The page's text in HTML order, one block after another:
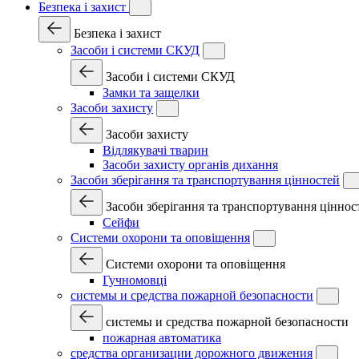
Безпека і захист
Безпека і захист
Засоби і системи СКУД
Засоби і системи СКУД
Замки та защелки
Засоби захисту
Засоби захисту
Відлякувачі тварин
Засоби захисту органів дихання
Засоби зберігання та транспортування цінностей
Засоби зберігання та транспортування
Сейфи
Системи охорони та оповіщення
Системи охорони та оповіщення
Гучномовці
системы и средства пожарной безопасности
системы и средства пожарной безопасности
пожарная автоматика
средства организации дорожного движения